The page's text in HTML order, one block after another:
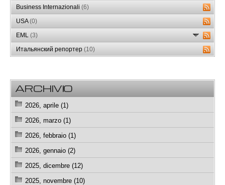
Business Internazionali (6)
USA(0)
EML (3)
Итальянский репортер (10)
ARCHIVIO
2026, aprile (1)
2026, marzo (1)
2026, febbraio (1)
2026, gennaio (2)
2025, dicembre (12)
2025, novembre (10)